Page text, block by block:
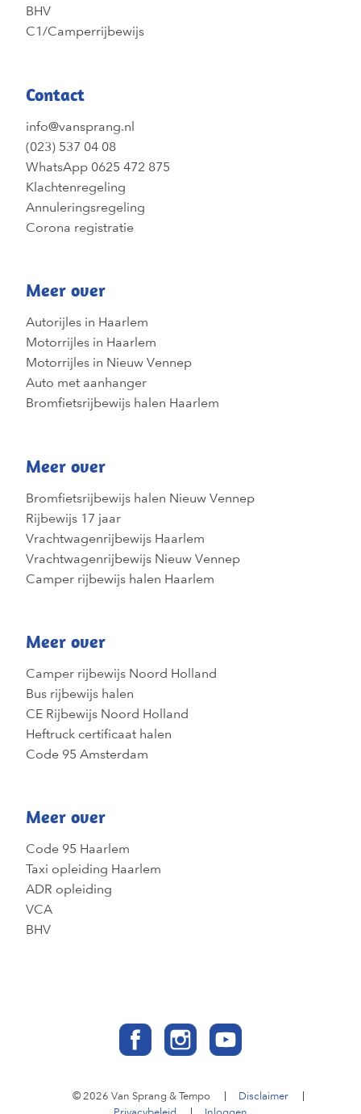
BHV
C1/Camperrijbewijs
Contact
info@vansprang.nl
(023) 537 04 08
WhatsApp 0625 472 875
Klachtenregeling
Annuleringsregeling
Corona registratie
Meer over
Autorijles in Haarlem
Motorrijles in Haarlem
Motorrijles in Nieuw Vennep
Auto met aanhanger
Bromfietsrijbewijs halen Haarlem
Meer over
Bromfietsrijbewijs halen Nieuw Vennep
Rijbewijs 17 jaar
Vrachtwagenrijbewijs Haarlem
Vrachtwagenrijbewijs Nieuw Vennep
Camper rijbewijs halen Haarlem
Meer over
Camper rijbewijs Noord Holland
Bus rijbewijs halen
CE Rijbewijs Noord Holland
Heftruck certificaat halen
Code 95 Amsterdam
Meer over
Code 95 Haarlem
Taxi opleiding Haarlem
ADR opleiding
VCA
BHV
© 2026 Van Sprang & Tempo
Disclaimer